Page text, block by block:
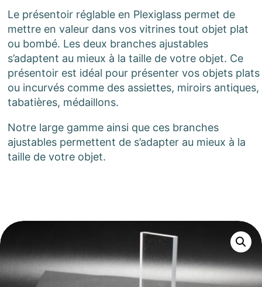
Le présentoir réglable en Plexiglass permet de
mettre en valeur dans vos vitrines tout objet plat
ou bombé. Les deux branches ajustables
s’adaptent au mieux à la taille de votre objet. Ce
présentoir est idéal pour présenter vos objets plats
ou incurvés comme des assiettes, miroirs antiques,
tabatières, médaillons.
Notre large gamme ainsi que ces branches
ajustables permettent de s’adapter au mieux à la
taille de votre objet.